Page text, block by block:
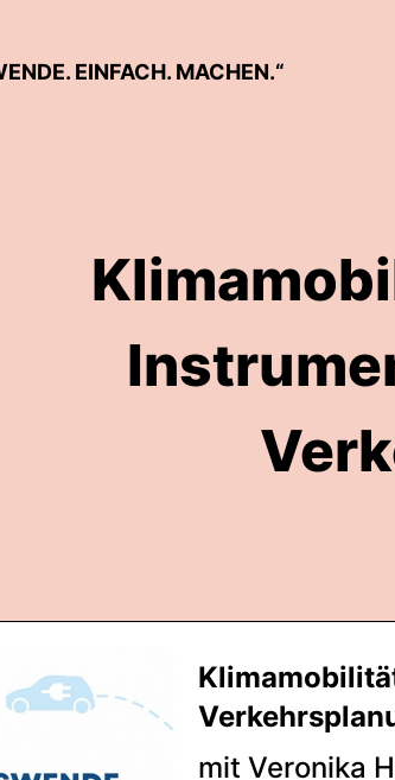
EINFACH. MACHEN.“